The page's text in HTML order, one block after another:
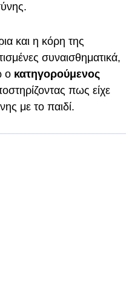
και η κόρη της
συναισθηματικά,
ο κατηγορούμενος
πως είχε
με το παιδί.